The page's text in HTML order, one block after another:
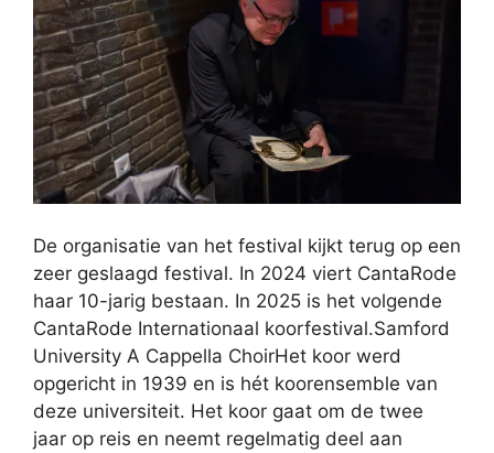
De organisatie van het festival kijkt terug op een
zeer geslaagd festival. In 2024 viert CantaRode
haar 10-jarig bestaan. In 2025 is het volgende
CantaRode Internationaal koorfestival.Samford
University A Cappella ChoirHet koor werd
opgericht in 1939 en is hét koorensemble van
deze universiteit. Het koor gaat om de twee
jaar op reis en neemt regelmatig deel aan